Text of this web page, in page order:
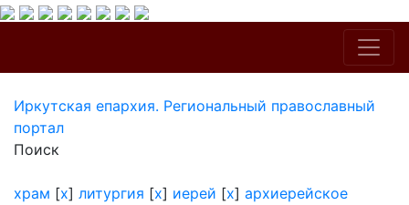
Иркутская епархия. Региональный православный
портал
Поиск
храм [x] литургия [x] иерей [x] архиерейское